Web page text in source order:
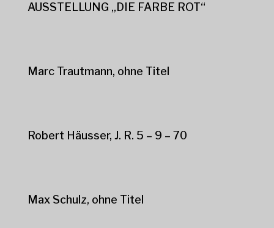
AUSSTELLUNG „DIE FARBE ROT“
Marc Trautmann, ohne Titel
Robert Häusser, J. R. 5 – 9 – 70
Max Schulz, ohne Titel